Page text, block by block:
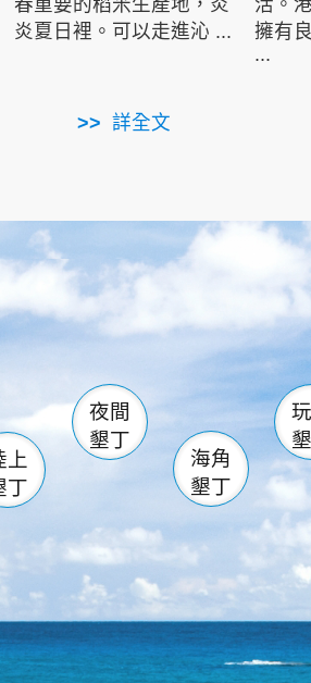
炎夏日裡。可以走進沁 ...
詳全文
擁有
...
南仁湖
滿州 佳樂水
森林遊樂區
墾管處遊客中心
社頂公園 風吹沙
船帆石 龍磐公
香蕉灣 龍坑
鵝鑾鼻
上
丁
夜間
墾丁
海角
墾丁